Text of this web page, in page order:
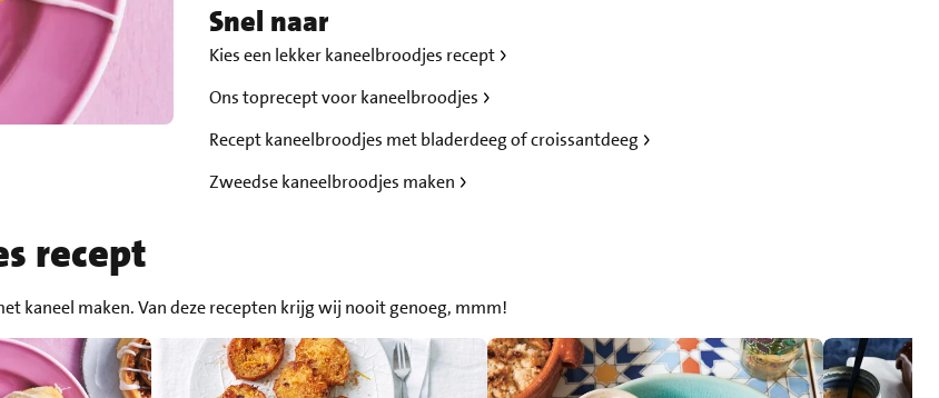
Snel naar
Kies een lekker kaneelbroodjes recept
Ons toprecept voor kaneelbroodjes
Recept kaneelbroodjes met bladerdeeg of croissantdeeg
Zweedse kaneelbroodjes maken
recept
kaneel maken. Van deze recepten krijg wij nooit genoeg, mmm!